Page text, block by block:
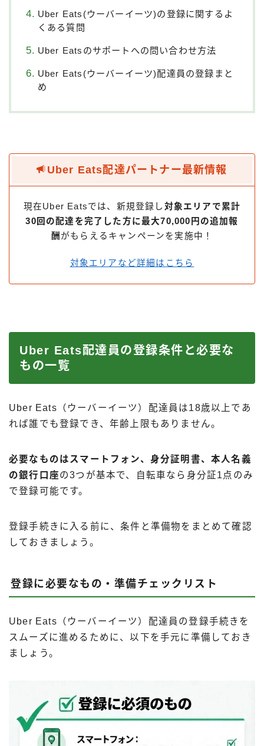
Uber Eats(ウーバーイーツ)の登録に関するよ
くある質問
Uber Eatsのサポートへの問い合わせ方法
Uber Eats(ウーバーイーツ)配達員の登録まと
め
Uber Eats配達パートナー最新情報
現在Uber Eatsでは、新規登録し 対象エリアで累計
30回の配達を完了した方に最大70,000円の追加報
酬 がもらえるキャンペーンを実施中！
対象エリアなど詳細はこちら
Uber Eats配達員の登録条件と必要な
もの一覧
Uber Eats（ウーバーイーツ）配達員は18歳以上であ
れば誰でも登録でき、年齢上限もありません。
必要なものはスマートフォン、身分証明書、本人名義
の銀行口座の3つが基本で、自転車なら身分証1点のみ
で登録可能です。
登録手続きに入る前に、条件と準備物をまとめて確認
しておきましょう。
登録に必要なもの・準備チェックリスト
Uber Eats（ウーバーイーツ）配達員の登録手続きを
スムーズに進めるために、以下を手元に準備しておき
ましょう。